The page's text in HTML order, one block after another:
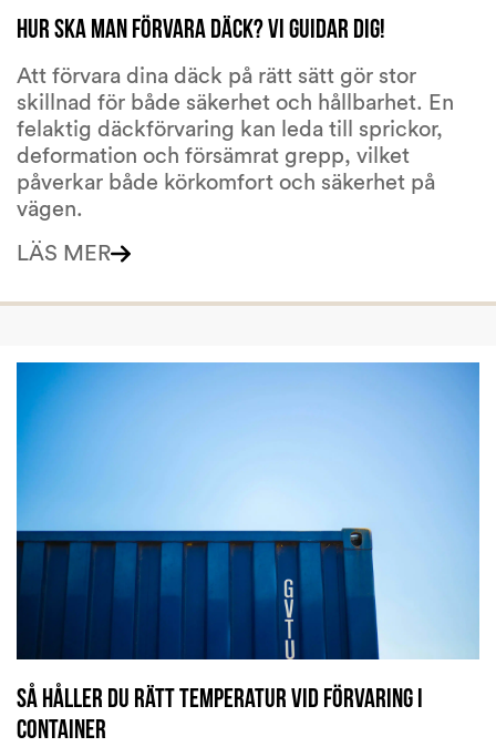
Hur ska man förvara däck? Vi guidar dig!
Att förvara dina däck på rätt sätt gör stor
skillnad för både säkerhet och hållbarhet. En
felaktig däckförvaring kan leda till sprickor,
deformation och försämrat grepp, vilket
påverkar både körkomfort och säkerhet på
vägen.
LÄS MER
Så håller du rätt temperatur vid förvaring i
container